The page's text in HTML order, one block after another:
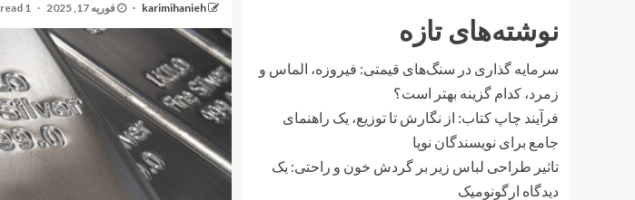
karimihanieh فوریه 17, 2025 1 min read
نوشته‌های تازه
سرمایه گذاری در سنگ‌های قیمتی: فیروزه، الماس و
زمرد، کدام گزینه بهتر است؟
فرآیند چاپ کتاب: از نگارش تا توزیع، یک راهنمای
جامع برای نویسندگان نوپا
تاثیر طراحی لباس زیر بر گردش خون و راحتی: یک
دیدگاه ارگونومیک